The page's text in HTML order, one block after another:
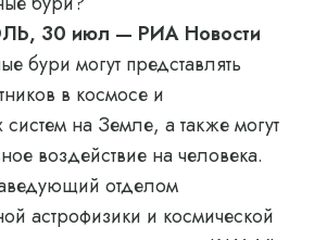
30 июл — РИА Новости
бури могут представлять
в космосе и
на Земле, а также могут
воздействие на человека.
отделом
астрофизики и космической